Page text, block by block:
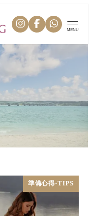
MENU
準備心得-TIPS